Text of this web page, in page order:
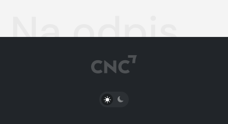
Na odpis
PŘEPNOUT SVĚTLÝ/TMAVÝ REŽIM